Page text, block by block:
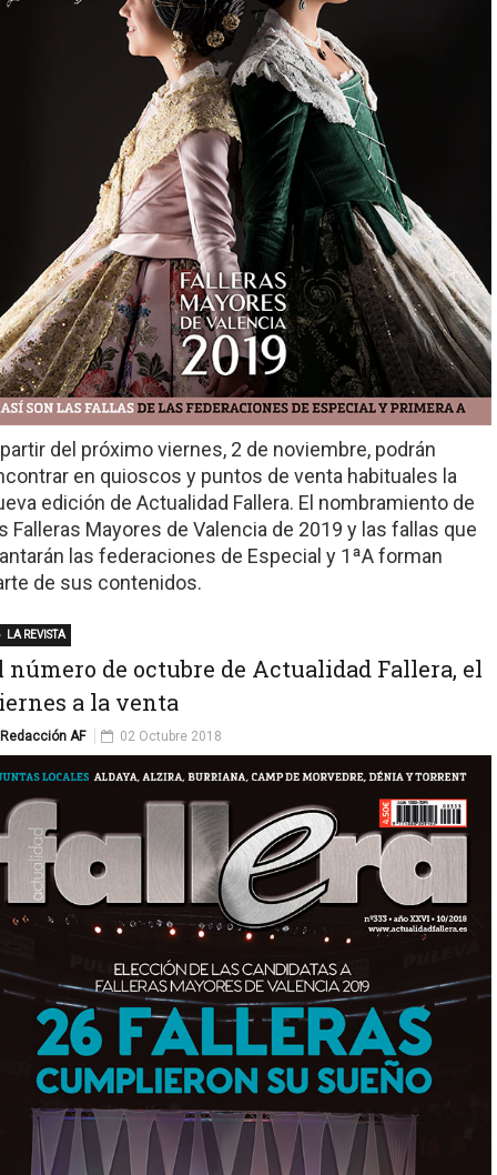
del próximo viernes, 2 de noviembre, podrán
en quioscos y puntos de venta habituales la
edición de Actualidad Fallera. El nombramiento de
Falleras Mayores de Valencia de 2019 y las fallas que
las federaciones de Especial y 1ªA forman
de sus contenidos.
número de octubre de Actualidad Fallera, el
a la venta
Redacción AF
LA REVISTA
02 Octubre 2018